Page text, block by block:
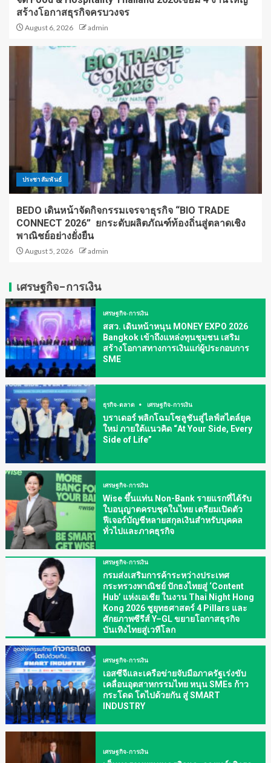
สร้างโอกาสธุรกิจครบวงจร
August 6, 2026 admin
ประชาสัมพันธ์
BEDO เดินหน้าจัดกิจกรรมเจรจาธุรกิจ “BIO TRADE
CONNECT 2026” ยกระดับผลิตภัณฑ์ท้องถิ่นสู่ตลาดเชิง
พาณิชย์อย่างยั่งยืน
August 5, 2026 admin
เศรษฐกิจ-การเงิน
เศรษฐกิจ-การเงิน
สสว. เดินหน้าหนุน MONEY EXPO 2026
Bangkok เข้าถึงแหล่งทุนชุมชน เสริม
สร้างโอกาสทางการเงินแก่ผู้ประกอบการ
SME
ธุรกิจ-ตลาด เศรษฐกิจ-การเงิน
บราเดอร์ พลิกโฉมโซลูชันสู่ไลฟ์สไตล์ยุค
ใหม่ ภายใต้แนวคิด “At Your Side, Every
Side of Life”
เศรษฐกิจ-การเงิน
Wise ขึ้นแท่น Non-Bank รายแรกที่ได้รับ
ใบอนุญาตครบชุดในไทย เตรียมเปิดตัว
ฟีเจอร์บัญชีหลายสกุลเงินสำหรับบุคคล
ทั่วไปและภาคธุรกิจ
เศรษฐกิจ-การเงิน
กรมส่งเสริมการค้าระหว่างประเทศ
กระทรวงพาณิชย์ ปักธงไทยสู่ ‘Content
Hub’ แห่งเอเชีย ในงาน Thai Night Hong
Kong 2026 ชูยุทธศาสตร์ 4 Pillars และ
ศักยภาพซีรีส์ Y–GL ขยายโอกาสธุรกิจ
บันเทิงไทยสู่เวทีโลก
เศรษฐกิจ-การเงิน
เอสซีจีและเครือข่ายจับมือภาครัฐเร่งขับ
เคลื่อนอุตสาหกรรมไทย หนุน SMEs ก้าว
กระโดด โตไปด้วยกัน สู่ SMART
INDUSTRY
เศรษฐกิจ-การเงิน